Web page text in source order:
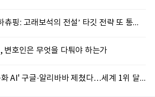
바이포엠, ‘사랑의 하츄핑: 고래보석의 전설’ 타깃 전략 또 통했다
변호인은 무엇을 다퉈야 하는가
LG 엑사원, '산업 특화 AI' 구글·알리바바 제쳤다…세계 1위 달성